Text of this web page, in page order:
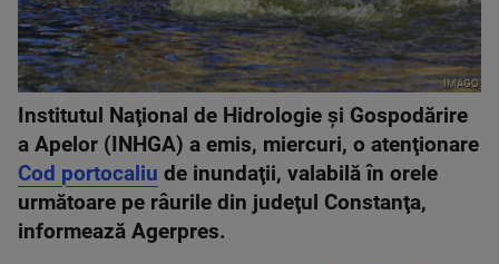
IMAGO
Institutul Naţional de Hidrologie şi Gospodărire
a Apelor (INHGA) a emis, miercuri, o atenţionare
Cod portocaliu de inundaţii, valabilă în orele
următoare pe râurile din judeţul Constanţa,
informează Agerpres.